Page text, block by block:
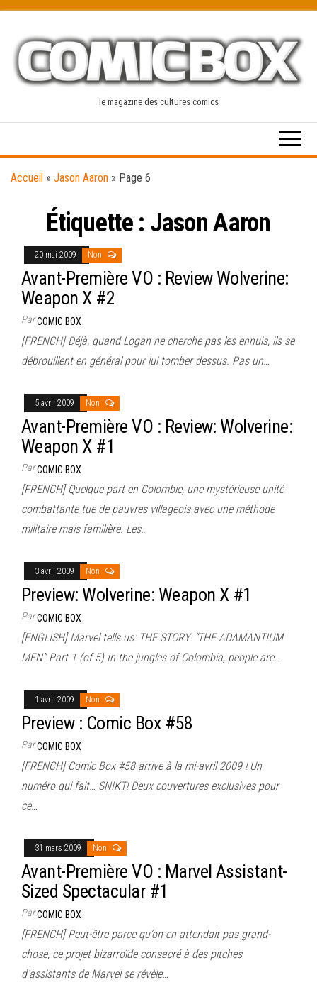
content
le magazine des cultures comics
Accueil » Jason Aaron » Page 6
Étiquette : Jason Aaron
20 mai 2009 Non
Avant-Première VO : Review Wolverine:
Weapon X #2
ParCOMIC BOX
[FRENCH] Déjà, quand Logan ne cherche pas les ennuis, ils se
débrouillent en général pour lui tomber dessus. Pas un…
5 avril 2009 Non
Avant-Première VO : Review: Wolverine:
Weapon X #1
ParCOMIC BOX
[FRENCH] Quelque part en Colombie, une mystérieuse unité
combattante tue de pauvres villageois avec une méthode
militaire mais familière. Les…
3 avril 2009 Non
Preview: Wolverine: Weapon X #1
ParCOMIC BOX
[ENGLISH] Marvel tells us: THE STORY: “THE ADAMANTIUM
MEN” Part 1 (of 5) In the jungles of Colombia, people are…
1 avril 2009 Non
Preview : Comic Box #58
ParCOMIC BOX
[FRENCH] Comic Box #58 arrive à la mi-avril 2009 ! Un
numéro qui fait… SNIKT! Deux couvertures exclusives pour
ce…
31 mars 2009 Non
Avant-Première VO : Marvel Assistant-
Sized Spectacular #1
ParCOMIC BOX
[FRENCH] Peut-être parce qu’on en attendait pas grand-
chose, ce projet bizarroïde consacré à des pitches
d’assistants de Marvel se révèle…